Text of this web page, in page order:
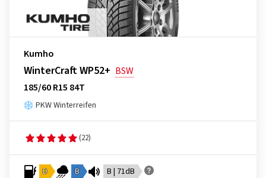
Kumho
WinterCraft WP52+ BSW
185/60 R15 84T
PKW Winterreifen
(22)
D B B | 71dB